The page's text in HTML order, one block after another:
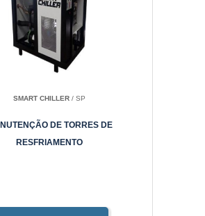
SMART CHILLER/ SP
DE TORRES DE
RESFRIAMENTO